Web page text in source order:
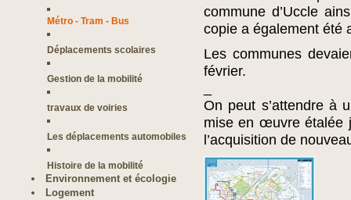
Métro - Tram - Bus
Déplacements scolaires
Gestion de la mobilité
travaux de voiries
Les déplacements automobiles
Histoire de la mobilité
Environnement et écologie
Logement
commune d’Uccle
copie a également été
Les communes
février.
On peut s’attendre à
mise en œuvre étalée
l’acquisition de